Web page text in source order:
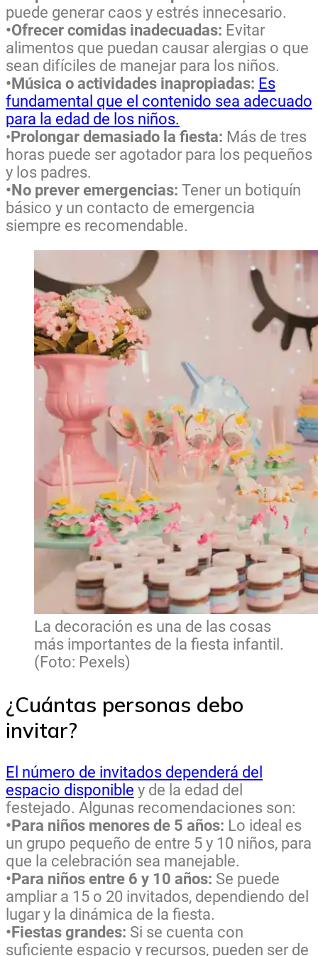
puede generar caos y estrés innecesario.
•Ofrecer comidas inadecuadas: Evitar
alimentos que puedan causar alergias o que
sean difíciles de manejar para los niños.
•Música o actividades inapropiadas: Es
fundamental que el contenido sea adecuado
para la edad de los niños.
•Prolongar demasiado la fiesta: Más de tres
horas puede ser agotador para los pequeños
y los padres.
•No prever emergencias: Tener un botiquín
básico y un contacto de emergencia
siempre es recomendable.
La decoración es una de las cosas
más importantes de la fiesta infantil.
(Foto: Pexels)
¿Cuántas personas debo
invitar?
El número de invitados dependerá del
espacio disponible y de la edad del
festejado. Algunas recomendaciones son:
•Para niños menores de 5 años: Lo ideal es
un grupo pequeño de entre 5 y 10 niños, para
que la celebración sea manejable.
•Para niños entre 6 y 10 años: Se puede
ampliar a 15 o 20 invitados, dependiendo del
lugar y la dinámica de la fiesta.
•Fiestas grandes: Si se cuenta con
suficiente espacio y recursos, pueden ser de